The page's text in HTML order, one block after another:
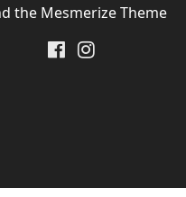
the Mesmerize Theme